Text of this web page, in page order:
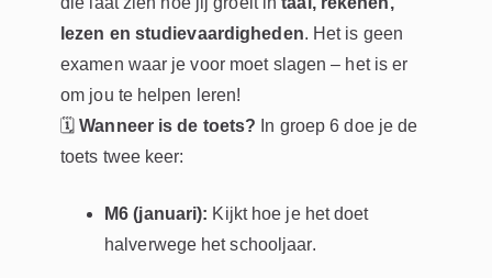
lezen en studievaardigheden. Het is geen
examen waar je voor moet slagen – het is er
om jou te helpen leren!
🗓Wanneer is de toets? In groep 6 doe je de
toets twee keer:
M6 (januari): Kijkt hoe je het doet
halverwege het schooljaar.